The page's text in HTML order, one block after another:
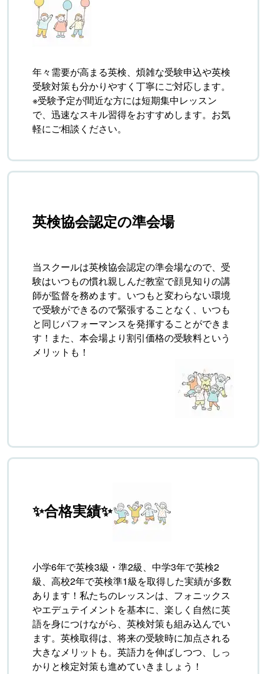
年々需要が高まる英検、煩雑な受験申込や英検
受験対策も分かりやすく丁寧にご対応します。
※受験予定が間近な方には短期集中レッスン
で、迅速なスキル習得をおすすめします。お気
軽にご相談ください。
英検協会認定の準会場
当スクールは英検協会認定の準会場なので、受
験はいつもの慣れ親しんだ教室で顔見知りの講
師が監督を務めます。いつもと変わらない環境
で受験ができるので緊張することなく、いつも
と同じパフォーマンスを発揮することができま
す！また、本会場より割引価格の受験料という
メリットも！
✨合格実績✨
小学6年で英検3級・準2級、中学3年で英検2
級、高校2年で英検準1級を取得した実績が多数
あります！私たちのレッスンは、フォニックス
やエデュテイメントを基本に、楽しく自然に英
語を身につけながら、英検対策も組み込んでい
ます。英検取得は、将来の受験時に加点される
大きなメリットも。英語力を伸ばしつつ、しっ
かりと検定対策も進めていきましょう！